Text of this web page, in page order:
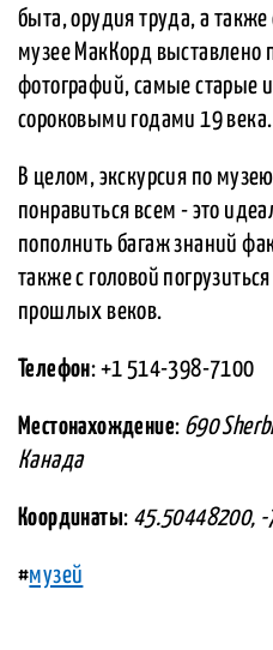
быта, орудия труда, а
музее МакКорд выставлено
фотографий, самые старые
сороковыми годами 19 века.
В целом, экскурсия по
понравиться всем - это
пополнить багаж знаний
также с головой
прошлых веков.
Телефон: +1 514-398-7100
Местонахождение: 690
Канада
Координаты: 45.50448200,
#музей